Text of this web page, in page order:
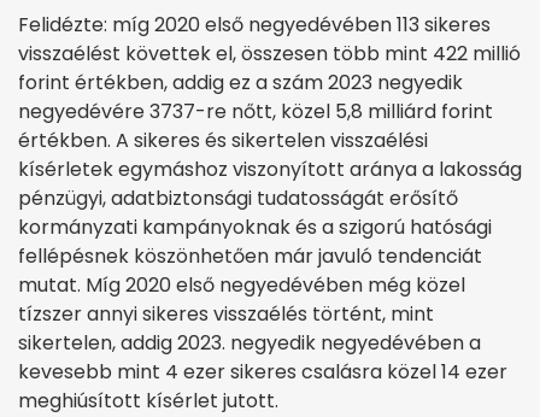
Felidézte: míg 2020 első negyedévében 113 sikeres
visszaélést követtek el, összesen több mint 422 millió
forint értékben, addig ez a szám 2023 negyedik
negyedévére 3737-re nőtt, közel 5,8 milliárd forint
értékben. A sikeres és sikertelen visszaélési
kísérletek egymáshoz viszonyított aránya a lakosság
pénzügyi, adatbiztonsági tudatosságát erősítő
kormányzati kampányoknak és a szigorú hatósági
fellépésnek köszönhetően már javuló tendenciát
mutat. Míg 2020 első negyedévében még közel
tízszer annyi sikeres visszaélés történt, mint
sikertelen, addig 2023. negyedik negyedévében a
kevesebb mint 4 ezer sikeres csalásra közel 14 ezer
meghiúsított kísérlet jutott.